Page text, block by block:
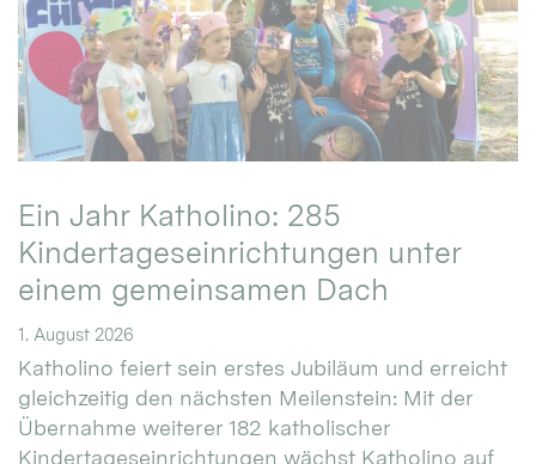
Ein Jahr Katholino: 285
Kindertageseinrichtungen unter
einem gemeinsamen Dach
1. August 2026
Katholino feiert sein erstes Jubiläum und erreicht
gleichzeitig den nächsten Meilenstein: Mit der
Übernahme weiterer 182 katholischer
Kindertageseinrichtungen wächst Katholino auf